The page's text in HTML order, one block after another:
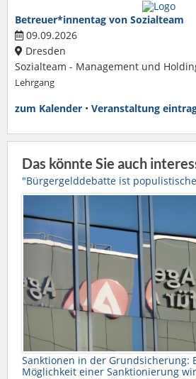
Betreuer*innentag von Sozialteam
09.09.2026
Dresden
Sozialteam - Management und
Lehrgang
zum Kalender • Veranstaltung
Das könnte Sie auch
"Bürgergelddebatte ist
Sanktionen in der Grundsicherung:
Möglichkeit einer Sanktionierung